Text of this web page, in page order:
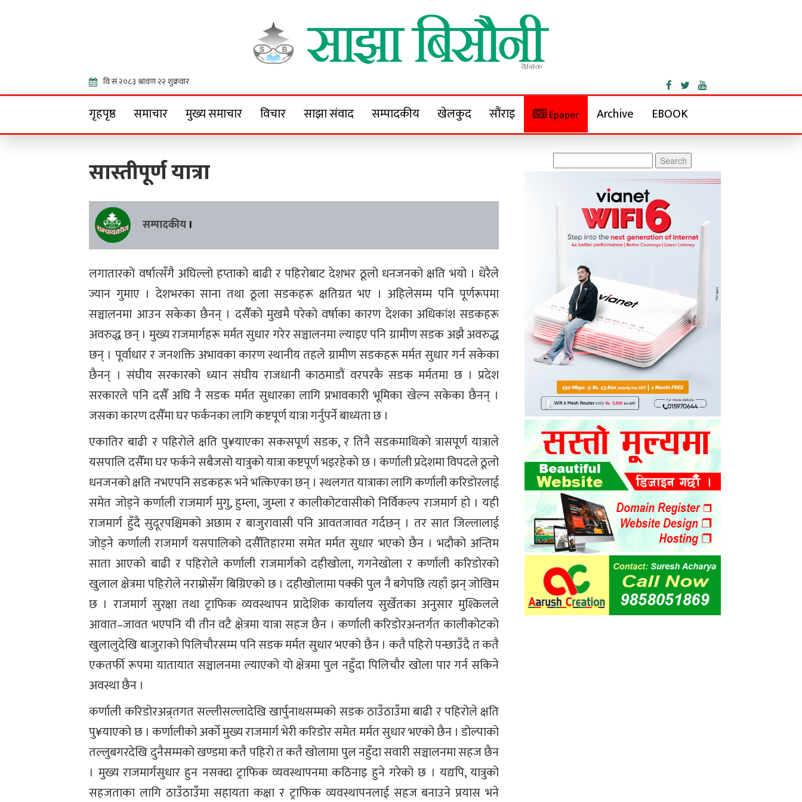
Sajha Bisaunee
गृहपृष्ठ समाचार मुख्य समाचार विचार साझा संवाद सम्पादकीय खेलकुद सौंराइ Epaper Archive EBOOK
सास्तीपूर्ण यात्रा
सम्पादकीय ।
लगातारको वर्षात्सँगै अघिल्लो हप्ताको बाढी र पहिरोबाट देशभर ठूलो धनजनको क्षति भयो । धेरैले
ज्यान गुमाए । देशभरका साना तथा ठूला सडकहरू क्षतिग्रत भए । अहिलेसम्म पनि पूर्णरूपमा
सञ्चालनमा आउन सकेका छैनन् । दसैँको मुखमै परेको वर्षाका कारण देशका अधिकांश सडकहरू
अवरुद्ध छन् । मुख्य राजमार्गहरू मर्मत सुधार गरेर सञ्चालनमा ल्याइए पनि ग्रामीण सडक अझै अवरुद्ध
छन् । पूर्वाधार र जनशक्ति अभावका कारण स्थानीय तहले ग्रामीण सडकहरू मर्मत सुधार गर्न सकेका
छैनन् । संघीय सरकारको ध्यान संघीय राजधानी काठमाडौं वरपरकै सडक मर्मतमा छ । प्रदेश
सरकारले पनि दसैँ अघि नै सडक मर्मत सुधारका लागि प्रभावकारी भूमिका खेल्न सकेका छैनन् ।
जसका कारण दसैँमा घर फर्कनका लागि कष्टपूर्ण यात्रा गर्नुपर्ने बाध्यता छ ।
एकातिर बाढी र पहिरोले क्षति पु¥याएका सकसपूर्ण सडक, र तिनै सडकमाथिको त्रासपूर्ण यात्राले
यसपालि दसैँमा घर फर्कने सबैजसो यात्रुको यात्रा कष्टपूर्ण भइरहेको छ । कर्णाली प्रदेशमा विपदले ठूलो
धनजनको क्षति नभएपनि सडकहरू भने भत्किएका छन् । स्थलगत यात्राका लागि कर्णाली करिडोरलाई
समेत जोड्ने कर्णाली राजमार्ग मुगु, हुम्ला, जुम्ला र कालीकोटवासीको निर्विकल्प राजमार्ग हो । यही
राजमार्ग हुँदै सुदूरपश्चिमको अछाम र बाजुरावासी पनि आवतजावत गर्दछन् । तर सात जिल्लालाई
जोड्ने कर्णाली राजमार्ग यसपालिको दसैँतिहारमा समेत मर्मत सुधार भएको छैन । भदौको अन्तिम
साता आएको बाढी र पहिरोले कर्णाली राजमार्गको दहीखोला, गगनेखोला र कर्णाली करिडोरको
खुलाल क्षेत्रमा पहिरोले नराम्रोसँग बिग्रिएको छ । दहीखोलामा पक्की पुल नै बगेपछि त्यहाँ झन् जोखिम
छ । राजमार्ग सुरक्षा तथा ट्राफिक व्यवस्थापन प्रादेशिक कार्यालय सुर्खेतका अनुसार मुश्किलले
आवात–जावत भएपनि यी तीन वटै क्षेत्रमा यात्रा सहज छैन । कर्णाली करिडोरअन्तर्गत कालीकोटको
खुलालुदेखि बाजुराको पिलिचौरसम्म पनि सडक मर्मत सुधार भएको छैन । कतै पहिरो पन्छाउँदै त कतै
एकतर्फी रूपमा यातायात सञ्चालनमा ल्याएको यो क्षेत्रमा पुल नहुँदा पिलिचौर खोला पार गर्न सकिने
अवस्था छैन ।
कर्णाली करिडोरअन्र्तगत सल्लीसल्लादेखि खार्पुनाथसम्मको सडक ठाउँठाउँमा बाढी र पहिरोले क्षति
पु¥याएको छ । कर्णालीको अर्काे मुख्य राजमार्ग भेरी करिडोर समेत मर्मत सुधार भएको छैन । डोल्पाको
तल्लुबगरदेखि दुनैसम्मको खण्डमा कतै पहिरो त कतै खोलामा पुल नहुँदा सवारी सञ्चालनमा सहज छैन
। मुख्य राजमार्गसुधार हुन नसक्दा ट्राफिक व्यवस्थापनमा कठिनाइ हुने गरेको छ । यद्यपि, यात्रुको
सहजताका लागि ठाउँठाउँमा सहायता कक्षा र ट्राफिक व्यवस्थापनलाई सहज बनाउने प्रयास भने
for: